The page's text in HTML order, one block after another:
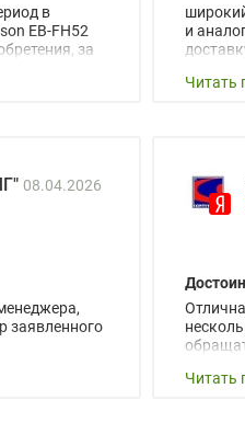
в
EB-FH52
за
а значит
и
Читать
08.04.2026
заявленного
Читать